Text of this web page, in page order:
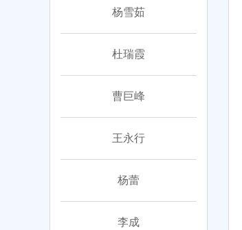
杨雪茹
杜瑞霞
曹巨峰
王永行
杨蕾
李成